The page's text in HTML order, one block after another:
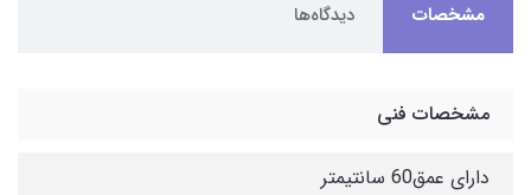
مشخصات دیدگاه‌ها
مشخصات فنی
دارای عمق60 سانتیمتر